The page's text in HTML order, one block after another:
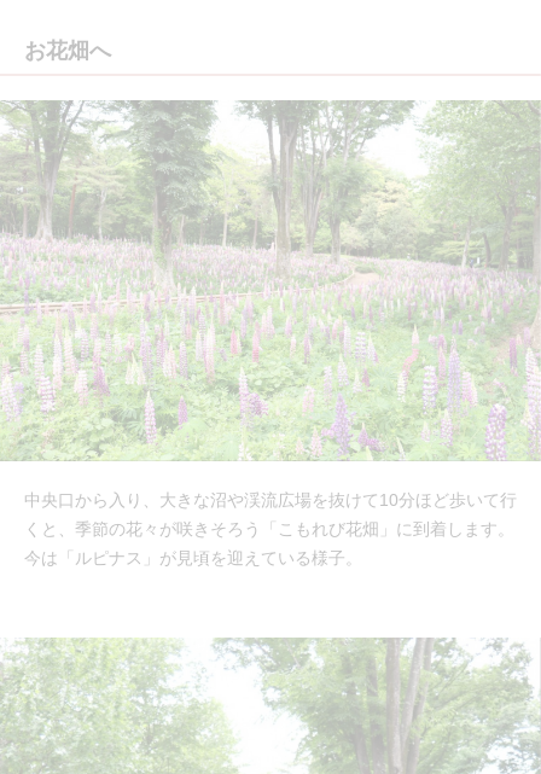
お花畑へ
中央口から入り、大きな沼や渓流広場を抜けて10分ほど歩いて行
くと、季節の花々が咲きそろう「こもれび花畑」に到着します。
今は「ルピナス」が見頃を迎えている様子。